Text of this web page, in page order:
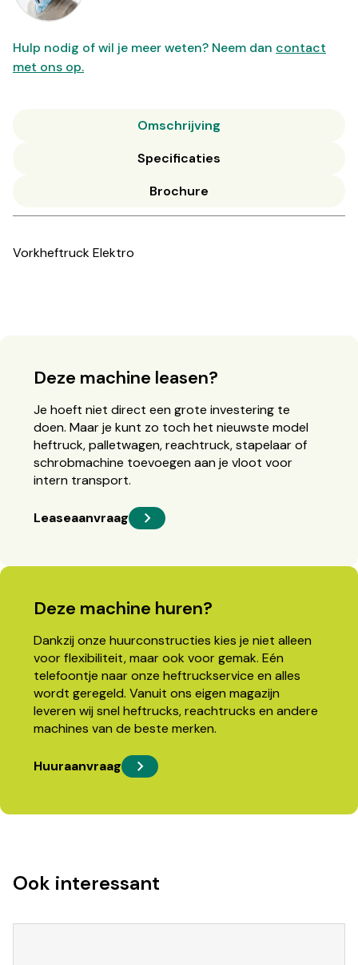
Hulp nodig of wil je meer weten? Neem dan contact
met ons op.
Omschrijving
Specificaties
Brochure
Vorkheftruck Elektro
Deze machine leasen?
Je hoeft niet direct een grote investering te
doen. Maar je kunt zo toch het nieuwste model
heftruck, palletwagen, reachtruck, stapelaar of
schrobmachine toevoegen aan je vloot voor
intern transport.
Leaseaanvraag
Deze machine huren?
Dankzij onze huurconstructies kies je niet alleen
voor flexibiliteit, maar ook voor gemak. Eén
telefoontje naar onze heftruckservice en alles
wordt geregeld. Vanuit ons eigen magazijn
leveren wij snel heftrucks, reachtrucks en andere
machines van de beste merken.
Huuraanvraag
Ook interessant